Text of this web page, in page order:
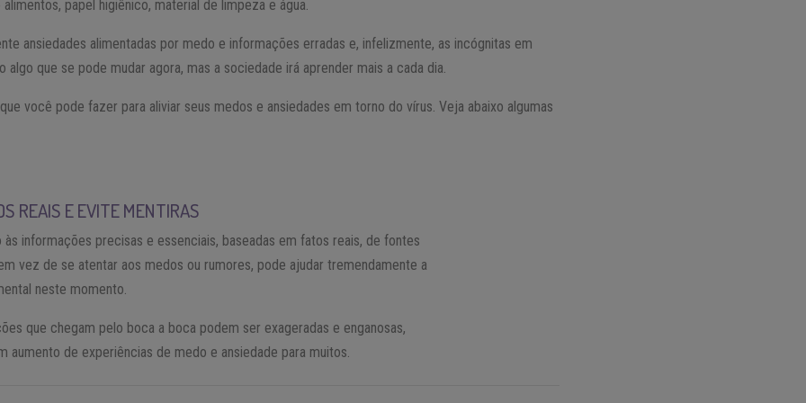
papel higiênico, material de limpeza e água.
ansiedades alimentadas por medo e informações erradas e, infelizmente, as incógnitas em
algo que se pode mudar agora, mas a sociedade irá aprender mais a cada dia.
você pode fazer para aliviar seus medos e ansiedades em torno do vírus. Veja abaixo algumas
REAIS E EVITE MENTIRAS
às informações precisas e essenciais, baseadas em fatos reais, de fontes
vez de se atentar aos medos ou rumores, pode ajudar tremendamente a
neste momento.
que chegam pelo boca a boca podem ser exageradas e enganosas,
aumento de experiências de medo e ansiedade para muitos.